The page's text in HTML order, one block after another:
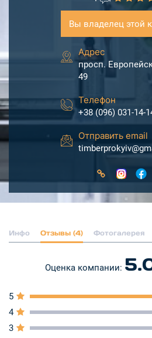
Вы владелец этой
Адрес
просп.
49
Телефон
+38 (096) 031-14-
Отправить email
Инфо Отзывы (4) Фотогалерея
Оценка компании:
5
4
3